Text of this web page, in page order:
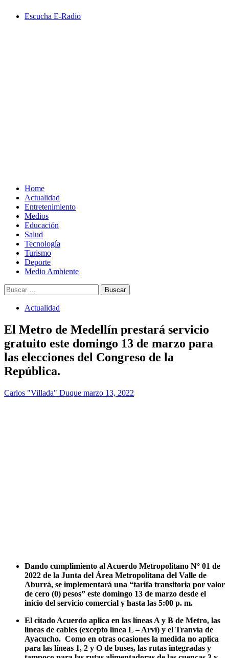
Escucha E-Radio
Home
Actualidad
Entretenimiento
Medios
Educación
Salud
Tecnología
Turismo
Deporte
Medio Ambiente
Buscar:
Actualidad
El Metro de Medellín prestará servicio
gratuito este domingo 13 de marzo para
las elecciones del Congreso de la
República.
Carlos "Villada" Duque marzo 13, 2022
Dando cumplimiento al Acuerdo Metropolitano N° 01 de
2022 de la Junta del Área Metropolitana del Valle de
Aburrá, se implementará una “tarifa transitoria por valor
de cero (0) pesos” este domingo 13 de marzo desde el
inicio del servicio comercial y hasta las 5:00 p. m.
El citado Acuerdo aplica en las líneas A y B de Metro, las
líneas de cables (excepto línea L – Arví) y el Tranvía de
Ayacucho. Como en otras ocasiones la medida no aplica
para las líneas 1, 2 y O de buses, las rutas integradas y